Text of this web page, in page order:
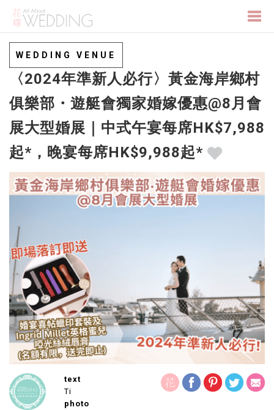
WEDDING VENUE
〈2024年準新人必行〉黃金海岸鄉村
俱樂部・遊艇會獨家婚嫁優惠@8月會
展大型婚展｜中式午宴每席HK$7,988
起*，晚宴每席HK$9,988起*
text
Ti
photo